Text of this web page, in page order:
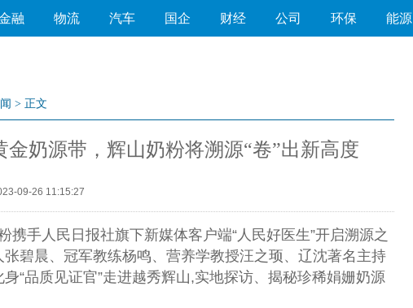
融 物流 汽车 国企 财经 公司 环保 能源
> 正文
金奶源带，辉山奶粉将溯源“卷”出新高度
09-26 11:15:27
携手人民 日报社旗下新媒体客户端“人民好医生”开启溯源之
碧晨、冠军教练杨鸣、营养学教授汪之顼、辽沈著名主持
“品质见证官”走进越秀辉山,实地探访、揭秘珍稀娟姗奶源